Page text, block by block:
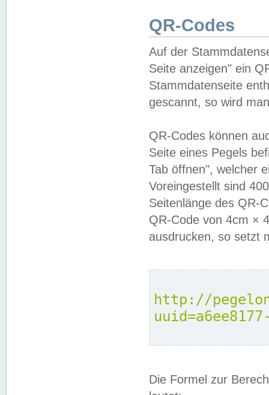
QR-Codes
Auf der
Seite anzeigen" ein
Stammdatenseite
gescannt, so wird
QR-Codes können
Seite eines Pegels
Tab öffnen", welcher
Voreingestellt sind
Seitenlänge des QR-
QR-Code von 4cm ×
ausdrucken, so setzt
http://
Die Formel zur